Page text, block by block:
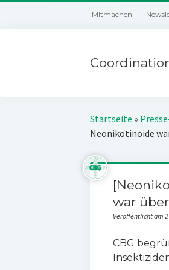
Mitmachen
Startseite »
Neonikotinoide
war
Veröffentlicht am
CBG